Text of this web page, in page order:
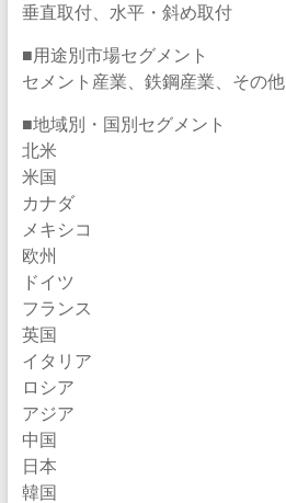
垂直取付、水平・斜め取付
■用途別市場セグメント
セメント産業、鉄鋼産業、その他
■地域別・国別セグメント
北米
米国
カナダ
メキシコ
欧州
ドイツ
フランス
英国
イタリア
ロシア
アジア
中国
日本
韓国